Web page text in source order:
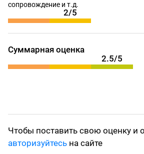
сопровождение и т.д.
2/5
Суммарная оценка
2.5/5
Чтобы поставить свою оценку и
авторизуйтесь на сайте